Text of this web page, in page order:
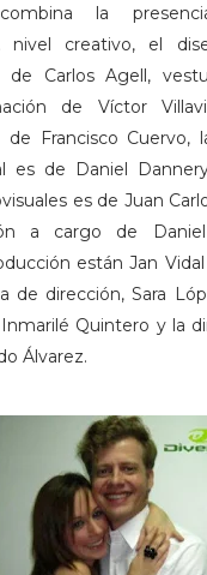
la
nivel creativo, el
de Carlos Agell,
de Víctor
Francisco Cuervo,
es de Daniel
es de Juan
a cargo de
están Jan
de dirección, Sara
Quintero y la
Álvarez.